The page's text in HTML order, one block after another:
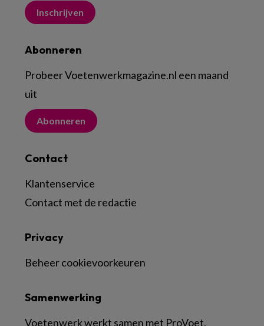
Inschrijven
Abonneren
Probeer Voetenwerkmagazine.nl een maand
uit
Abonneren
Contact
Klantenservice
Contact met de redactie
Samenwerking
Voetenwerk werkt samen met ProVoet,
Privacy
Beheer cookievoorkeuren